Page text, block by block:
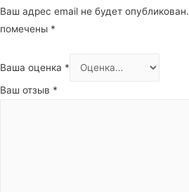
Ваш адрес email не будет опубликован.
помечены *
Ваша оценка *
Ваш отзыв *